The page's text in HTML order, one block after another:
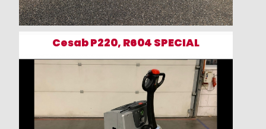
Cesab P220, R604 SPECIAL